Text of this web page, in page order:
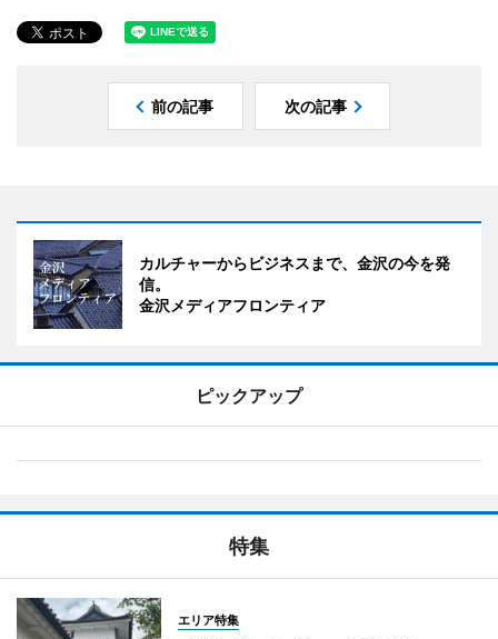
前の記事 次の記事
カルチャーからビジネスまで、金沢の今を発
信。
金沢メディアフロンティア
ピックアップ
特集
エリア特集